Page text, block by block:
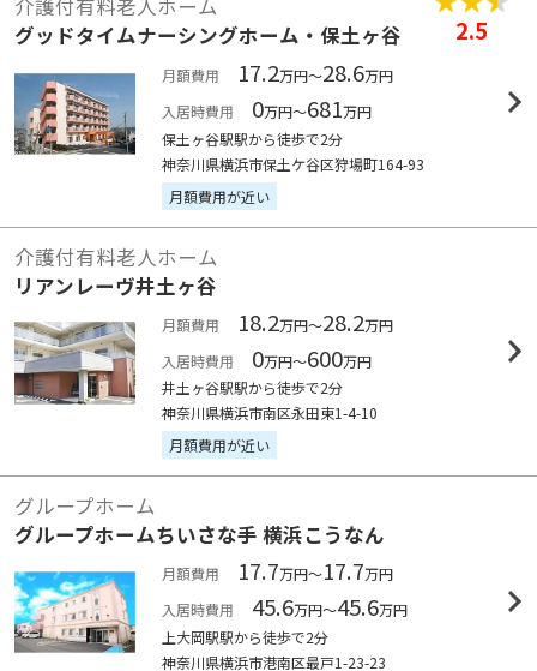
介護付有料老人ホーム
グッドタイムナーシングホーム・保土ヶ谷
2.5
月額費用 17.2万円～28.6万円
入居時費用
0万円～681万円
保土ヶ谷駅駅から徒歩で2分
神奈川県横浜市保土ケ谷区狩場町164-93
月額費用が近い
介護付有料老人ホーム
リアンレーヴ井土ヶ谷
月額費用 18.2万円～28.2万円
入居時費用
0万円～600万円
井土ヶ谷駅駅から徒歩で2分
神奈川県横浜市南区永田東1-4-10
月額費用が近い
グループホーム
グループホームちいさな手 横浜こうなん
月額費用 17.7万円～17.7万円
入居時費用
45.6万円～45.6万円
上大岡駅駅から徒歩で2分
神奈川県横浜市港南区最戸1-23-23